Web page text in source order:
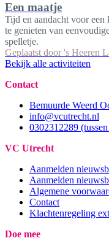
Een maatje
Tijd en aandacht voor
te genieten van
spelletje.
Geplaatst door 's Heeren
Bekijk alle activiteiten
Contact
Bemuurde Weerd
info@vcutrecht.nl
0302312289
VC Utrecht
Aanmelden
Aanmelden
Algemene
Contact
Klachtenregeling
Doe mee